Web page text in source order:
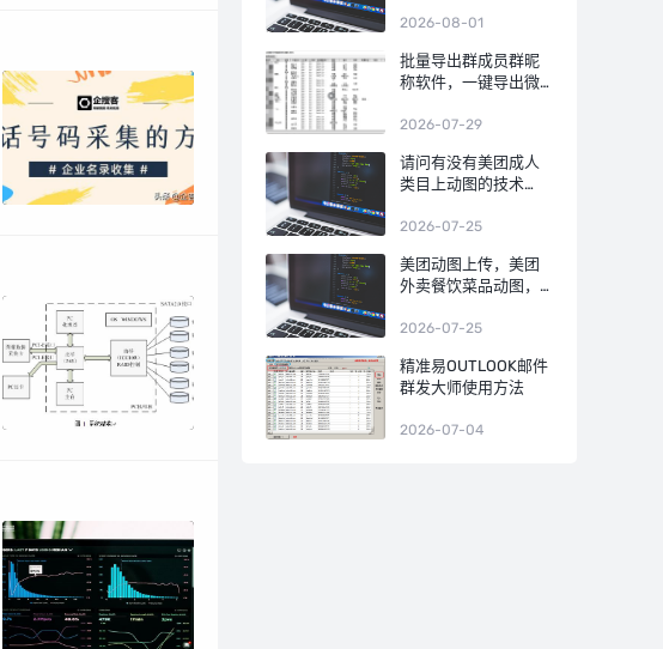
2026-08-01
批量导出群成员群昵
称软件，一键导出微
2026-07-29
请问有没有美团成人
类目上动图的技术
2026-07-25
美团动图上传，美团
外卖餐饮菜品动图，
2026-07-25
精准易OUTLOOK邮件
群发大师使用方法
2026-07-04